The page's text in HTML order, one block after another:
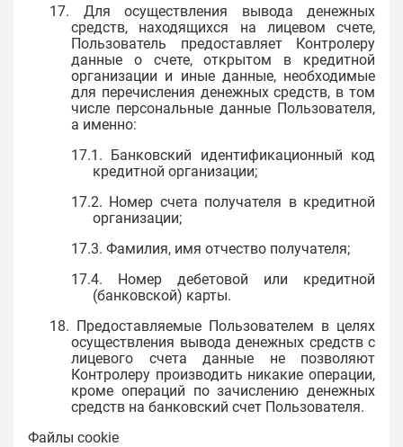
17. Для осуществления вывода денежных
средств, находящихся на лицевом счете,
Пользователь предоставляет Контролеру
данные о счете, открытом в кредитной
организации и иные данные, необходимые
для перечисления денежных средств, в том
числе персональные данные Пользователя,
а именно:
17.1. Банковский идентификационный код
кредитной организации;
17.2. Номер счета получателя в кредитной
организации;
17.3. Фамилия, имя отчество получателя;
17.4. Номер дебетовой или кредитной
(банковской) карты.
18. Предоставляемые Пользователем в целях
осуществления вывода денежных средств с
лицевого счета данные не позволяют
Контролеру производить никакие операции,
кроме операций по зачислению денежных
средств на банковский счет Пользователя.
Файлы cookie